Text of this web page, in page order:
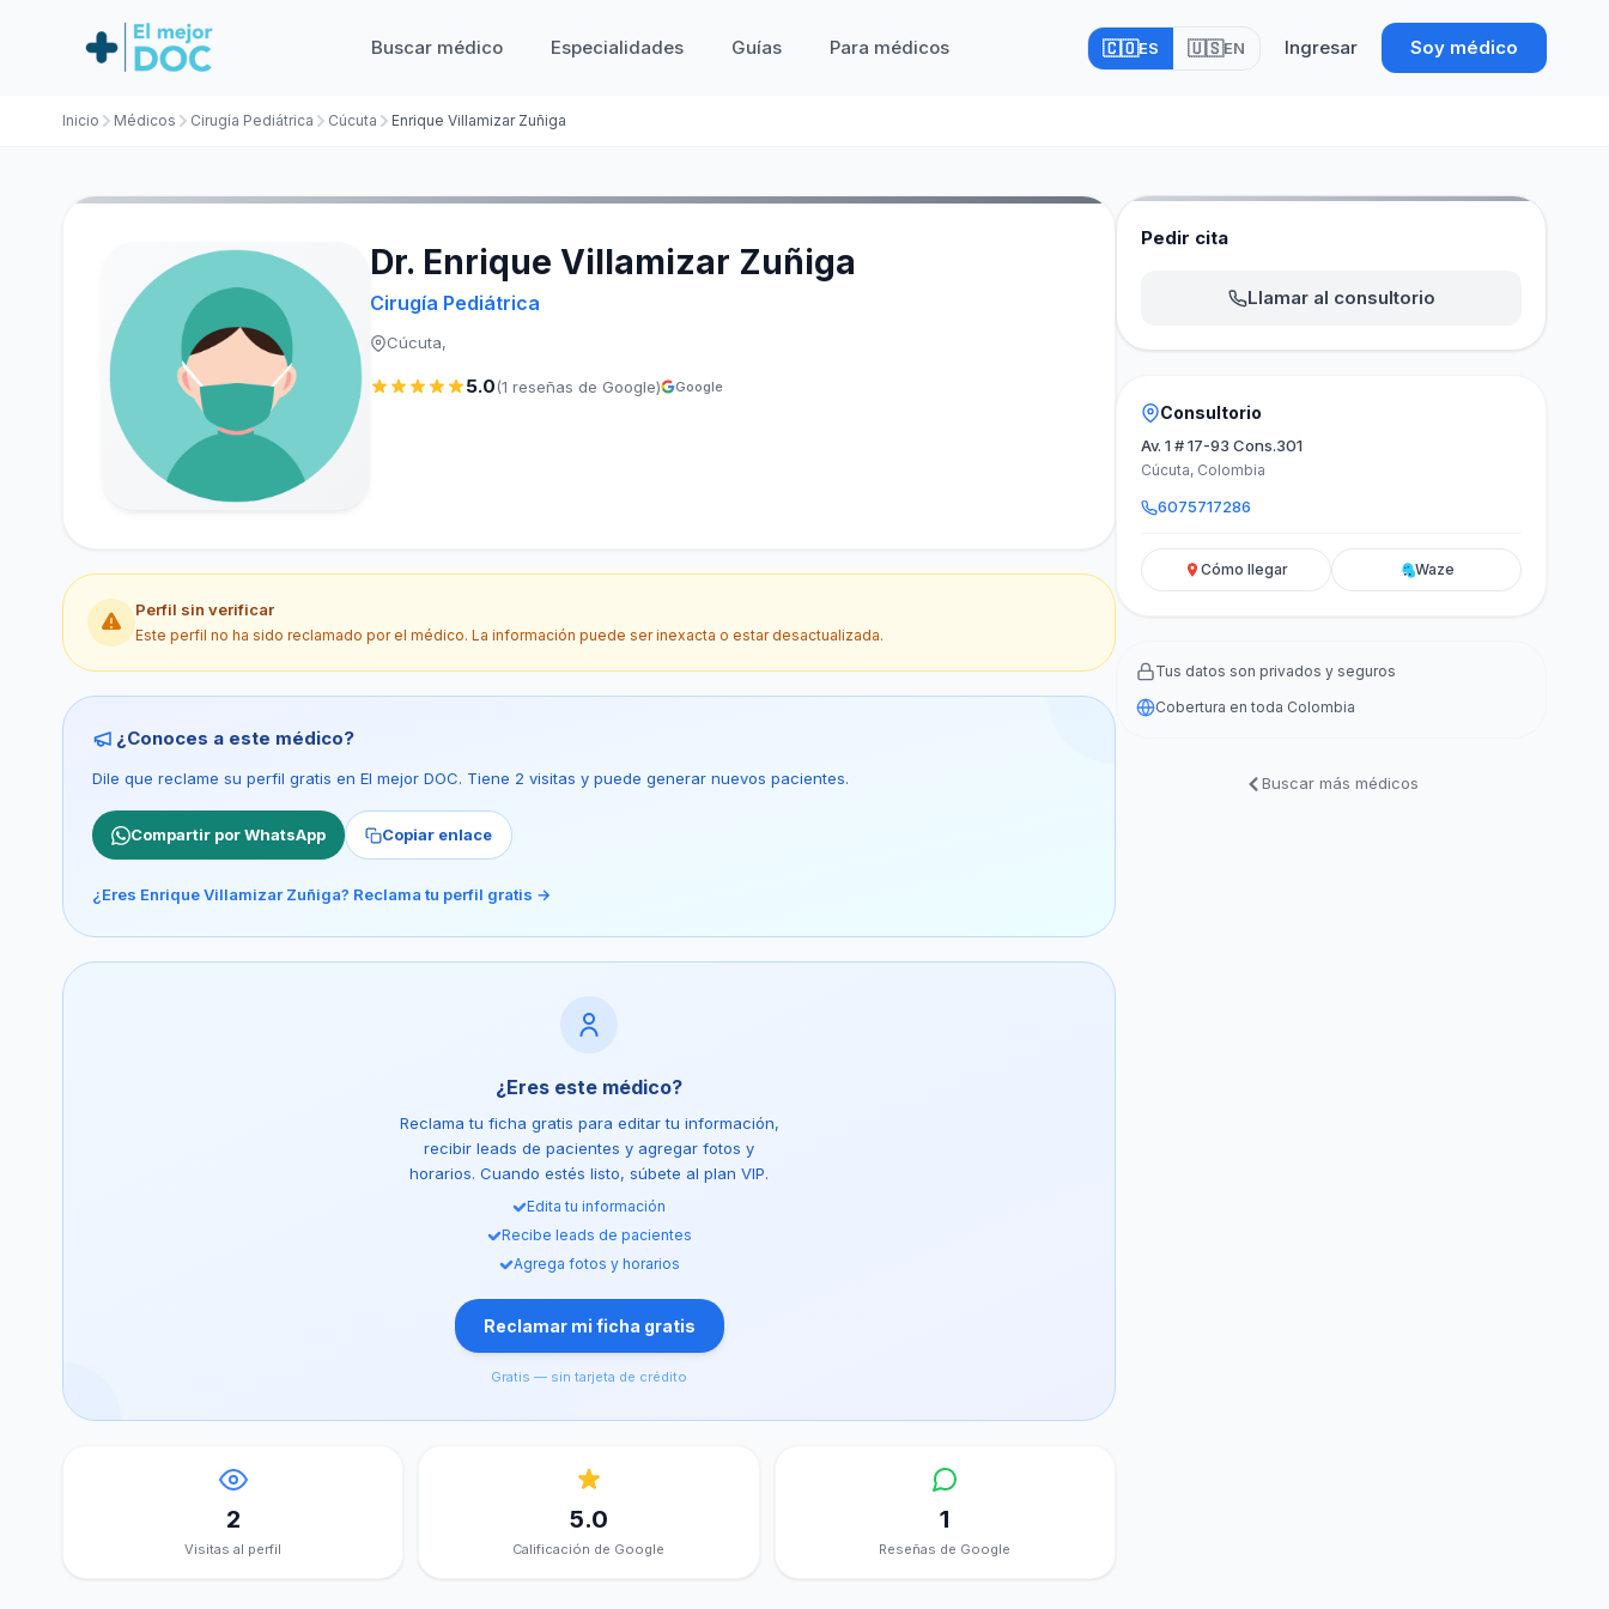
Buscar médico Especialidades Guías Para médicos 🇨🇴ES 🇺🇸EN Ingresar Soy médico
Inicio Médicos Cirugía Pediátrica Cúcuta Enrique Villamizar Zuñiga
Dr. Enrique Villamizar Zuñiga
Cirugía Pediátrica
Cúcuta,
5.0(1 reseñas de Google) Google
Perfil sin verificar
Este perfil no ha sido reclamado por el médico. La información puede ser inexacta o estar desactualizada.
¿Conoces a este médico?
Dile que reclame su perfil gratis en El mejor DOC. Tiene 2 visitas y puede generar nuevos pacientes.
Compartir por WhatsApp Copiar enlace
¿Eres Enrique Villamizar Zuñiga? Reclama tu perfil gratis →
¿Eres este médico?
Reclama tu ficha gratis para editar tu información,
recibir leads de pacientes y agregar fotos y
horarios. Cuando estés listo, súbete al plan VIP.
Edita tu información
Recibe leads de pacientes
Agrega fotos y horarios
Reclamar mi ficha gratis
Gratis — sin tarjeta de crédito
2
Visitas al perfil
5.0
Calificación de Google
1
Reseñas de Google
Pedir cita
Llamar al consultorio
Consultorio
Av. 1 # 17-93 Cons.301
Cúcuta, Colombia
6075717286
Cómo llegar Waze
Tus datos son privados y seguros
Cobertura en toda Colombia
Buscar más médicos